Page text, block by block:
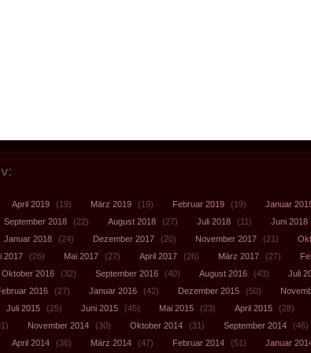
April 2019 (19) März 2019 (19) Februar 2019 (19) Januar
September 2018 (22) August 2018 (27) Juli 2018 (11) Juni 2018
Januar 2018 (24) Dezember 2017 (20) November 2017 (21)
2017 (26) Mai 2017 (27) April 2017 (26) März 2017 (27)
Oktober 2016 (32) September 2016 (40) August 2016 (43) Juli
2016 (27) Januar 2016 (42) Dezember 2015 (50)
Juli 2015 (25) Juni 2015 (45) Mai 2015 (23) April 2015 (28)
November 2014 (30) Oktober 2014 (31) September 2014 (46)
April 2014 (36) März 2014 (47) Februar 2014 (51) Januar